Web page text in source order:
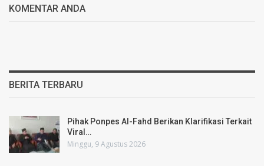
KOMENTAR ANDA
BERITA TERBARU
Pihak Ponpes Al-Fahd Berikan Klarifikasi Terkait
Viral…
Minggu, 9 Agustus 2026